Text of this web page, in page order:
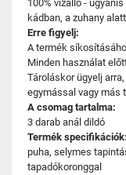
100% vízálló -
kádban, a zuhany
Erre figyelj:
A termék
Minden használat
Tároláskor ügyelj
egymással vagy más
A csomag tartalma:
3 darab anál dildó
Termék specifikációk:
puha, selymes
tapadókoronggal